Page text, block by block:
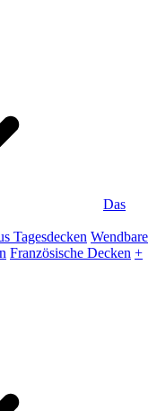
Das
Tagesdecken Wendbare
Französische Decken +